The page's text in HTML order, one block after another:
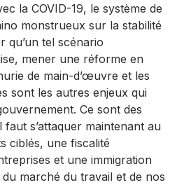
la COVID-19, le système de
monstrueux sur la stabilité
qu’un tel scénario
mener une réforme en
de main-d’œuvre et les
sont les autres enjeux qui
Ce sont des
s’attaquer maintenant au
ciblés, une fiscalité
et une immigration
marché du travail et de nos